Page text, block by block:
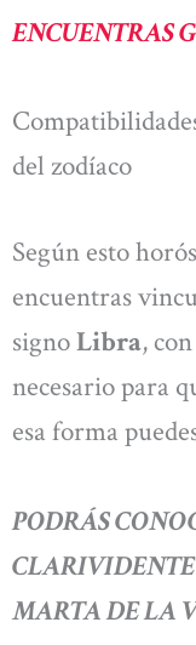
ENCUENTRAS
del zodíaco
Según esto
encuentras
signoLibra,
necesario para
esa forma
PODRÁS
CLARIVIDENTE
MARTA DE LA